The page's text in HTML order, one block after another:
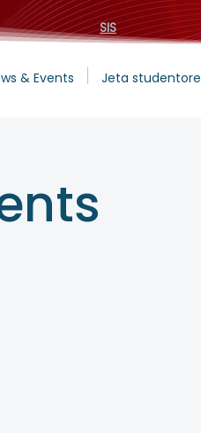
SIS
& Events Jeta studentore